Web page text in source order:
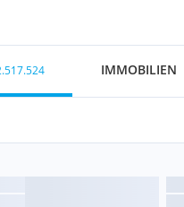
IMMOBILIEN